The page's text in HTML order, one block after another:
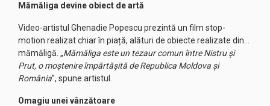
Mămăliga devine obiect de artă
Video-artistul Ghenadie Popescu prezintă un film stop-
motion realizat chiar în piață, alături de obiecte realizate din…
mămăligă. „Mămăliga este un tezaur comun între Nistru și
Prut, o moștenire împărtășită de Republica Moldova și
România”, spune artistul.
Omagiu unei vânzătoare